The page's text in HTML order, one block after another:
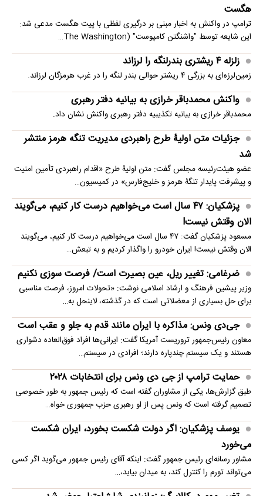
هگست
ترامپ در واکنش به اخبار مبنی بر درگیری لفظی با پیت هگست مدعی شد:
این شایعه توسط "واشنگتن کامپوست" (The Washington…
زلزله ۴ ریشتری بندرلنگه را لرزاند
زمین‌لرزه‌ای به بزرگی ۴ ریشتر حوالی بندر لنگه را در غرب هرمزگان لرزاند.
واکنش محمدباقر خرازی به بیانیه دفتر رهبری
محمدباقر خرازی به بیانیه تکذیبیه دفتر رهبری واکنش نشان داد.
جزئیات متن اولیۀ طرح راهبردی مدیریت تنگه هرمز منتشر
شد
عضو هیئت‌رئیسه مجلس گفت: متن اولیۀ طرح «اقدام راهبردی تأمین امنیت
و پیشرفت پایدار تنگۀ هرمز و خلیج‌فارس» در کمیسیون…
پزشکیان: ۴۷ سال است می‌خواهیم درست کار کنیم، می‌گویند
الان وقتش نیست!
مسعود پزشکیان گفت: ۴۷ سال است می‌خواهیم درست کار کنیم، می‌گویند
الان وقتش نیست! ایران خودرو را واگذار کردیم و به تبعش…
ضرغامی: تغییر ریل، عین بصیرت است/ فرصت سوزی نکنیم
وزیر پیشین فرهنگ و ارشاد اسلامی نوشت: «تحولات امروز، فرصت مناسبی
برای حل بسیاری از معضلاتی‌ است که در گذشته، لاینحل به…
جی‌دی ونس: مذاکره با ایران مانند قدم به جلو و عقب است
معاون رئیس‌جمهور تروریست آمریکا گفت: ایرانی‌ها افراد فوق‌العاده دشواری
هستند و یک سیستم چندپاره دارند؛ افرادی در سیستم…
حمایت ترامپ از جی دی ونس برای انتخابات ۲۰۲۸
طبق گزارش‌ها، یکی از مشاوران گفته است که رئیس جمهور به طور خصوصی
تصمیم گرفته است که ونس پس از او رهبری حزب جمهوری خواه…
یوسف پزشکیان: اگر دولت شکست بخورد، ایران شکست
می‌خورد
مشاور رسانه‌ای رئیس جمهور گفت: اینکه آقای رئیس جمهور می‌گوید اگر کسی
می‌تواند تورم را کنترل کند، به میدان بیاید،…